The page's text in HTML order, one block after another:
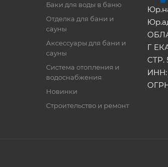
Баки для воды в баню
Отделка для бани и
сауны
Аксессуары для бани и
сауны
Система отопления и
водоснабжения
Новинки
Строительство и ремонт
Г
СТР.
ИНН: